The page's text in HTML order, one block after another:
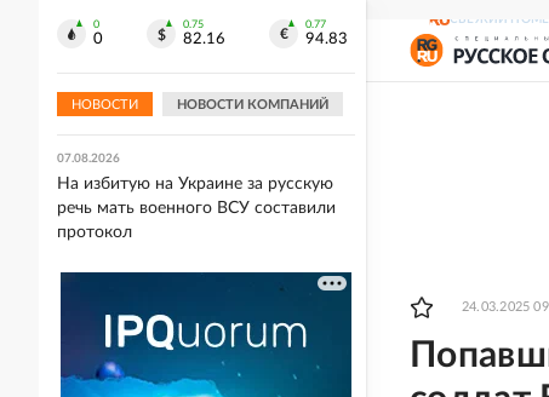
СВЕЖИЙ
24.03.2025
0
0
0.75
82.16
0.77
94.83
НОВОСТИ НОВОСТИ КОМПАНИЙ
07.08.2026
кофе
07.08.2026
На избитую на Украине за русскую
речь мать военного ВСУ составили
протокол